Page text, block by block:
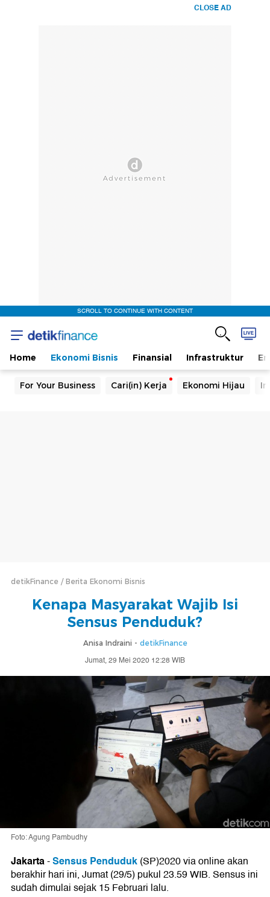
CLOSE AD
SCROLL TO CONTINUE WITH CONTENT
Home Ekonomi Bisnis Finansial Infrastruktur
For Your Business Cari(in) Kerja Ekonomi Hijau
detikFinance Berita Ekonomi Bisnis
Kenapa Masyarakat Wajib Isi
Sensus Penduduk?
Anisa Indraini - detikFinance
Jumat, 29 Mei 2020 12:28 WIB
Foto: Agung Pambudhy
Jakarta-Sensus Penduduk(SP)2020 via online akan
berakhir hari ini, Jumat (29/5) pukul 23.59 WIB. Sensus ini
sudah dimulai sejak 15 Februari lalu.